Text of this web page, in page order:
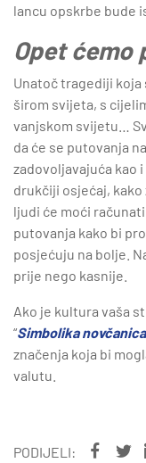
lancu opskrbe bude
Opet ćemo
Unatoč tragediji koja
širom svijeta, s
vanjskom svijetu…
da će se putovanja
zadovoljavajuća kao
drukčiji osjećaj,
ljudi će moći
putovanja kako bi
posjećuju na bolje.
prije nego kasnije.
Ako je kultura vaša
“Simbolika
značenja koja bi
valutu.
PODIJELI: